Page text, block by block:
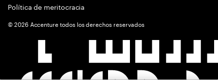
Política de meritocracia
©2026 Accenture todos los derechos reservados